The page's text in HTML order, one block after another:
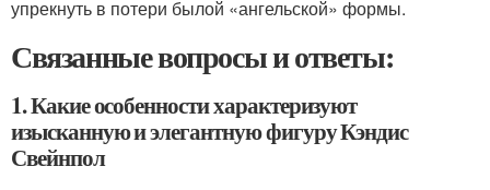
упрекнуть в потери былой «ангельской» формы.
Связанные вопросы и ответы:
1. Какие особенности характеризуют
изысканную и элегантную фигуру Кэндис
Свейнпол